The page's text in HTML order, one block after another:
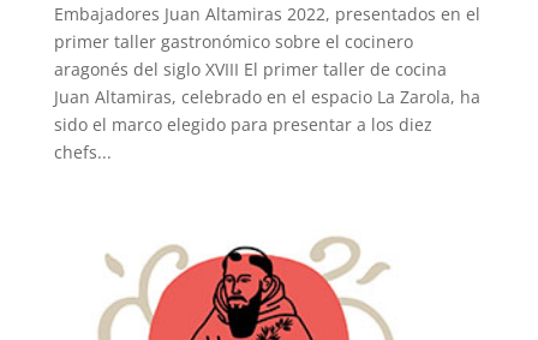
Embajadores Juan Altamiras 2022, presentados en el
primer taller gastronómico sobre el cocinero
aragonés del siglo XVIII El primer taller de cocina
Juan Altamiras, celebrado en el espacio La Zarola, ha
sido el marco elegido para presentar a los diez
chefs...